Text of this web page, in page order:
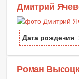
Дмитрий
Дата рождения:
Роман